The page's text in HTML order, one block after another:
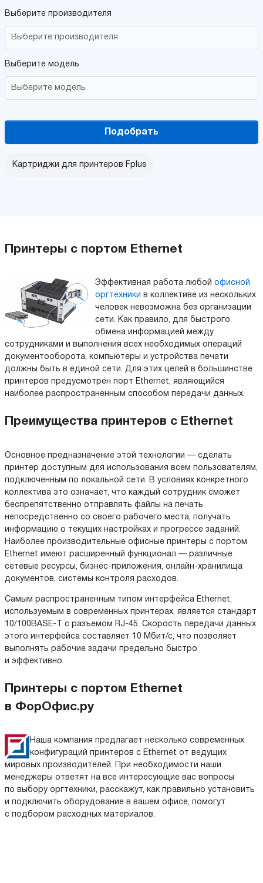
Выберите производителя
Выберите модель
Подобрать
Картриджи для принтеров Fplus
Принтеры с портом Ethernet
Эффективная работа любой офисной
оргтехники
в коллективе из нескольких
человек невозможна без организации
сети. Как правило, для быстрого
обмена информацией между
сотрудниками и выполнения всех необходимых операций
документооборота, компьютеры и устройства печати
должны быть в единой сети. Для этих целей в большинстве
принтеров предусмотрен порт Ethernet, являющийся
наиболее распространенным способом передачи данных.
Преимущества принтеров с Ethernet
Основное предназначение этой технологии — сделать
принтер доступным для использования всем пользователям,
подключенным по локальной сети. В условиях конкретного
коллектива это означает, что каждый сотрудник сможет
беспрепятственно отправлять файлы на печать
непосредственно со своего рабочего места, получать
информацию о текущих настройках и прогрессе заданий.
Наиболее производительные офисные принтеры с портом
Ethernet имеют расширенный функционал — различные
сетевые ресурсы, бизнес-приложения, онлайн-хранилища
документов, системы контроля расходов.
Самым распространенным типом интерфейса Ethernet,
используемым в современных принтерах, является стандарт
10/100BASE-T с разъемом RJ-45. Скорость передачи данных
этого интерфейса составляет 10 Мбит/с, что позволяет
выполнять рабочие задачи предельно быстро
и эффективно.
Принтеры с портом Ethernet
в ФорОфис.ру
Наша компания предлагает несколько современных
конфигураций принтеров с Ethernet от ведущих
мировых производителей. При необходимости наши
менеджеры ответят на все интересующие вас вопросы
по выбору оргтехники, расскажут, как правильно установить
и подключить оборудование в вашем офисе, помогут
с подбором расходных материалов.